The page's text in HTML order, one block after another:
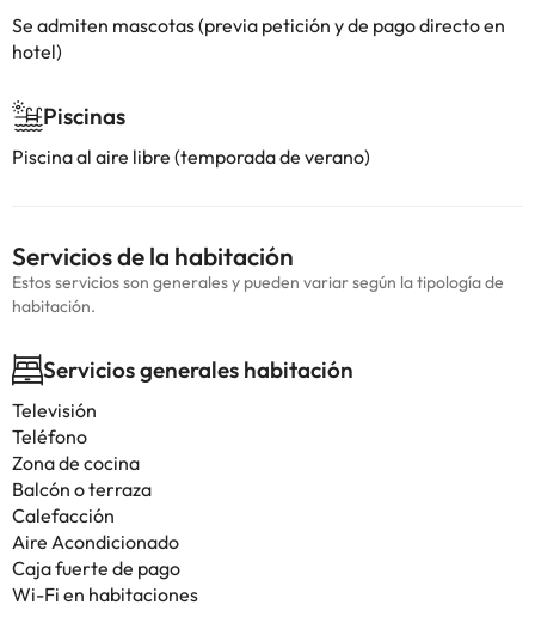
Se admiten mascotas (previa petición y de pago directo en
hotel)
Piscinas
Piscina al aire libre (temporada de verano)
Servicios de la habitación
Estos servicios son generales y pueden variar según la tipología de
habitación.
Servicios generales habitación
Televisión
Teléfono
Zona de cocina
Balcón o terraza
Calefacción
Aire Acondicionado
Caja fuerte de pago
Wi-Fi en habitaciones